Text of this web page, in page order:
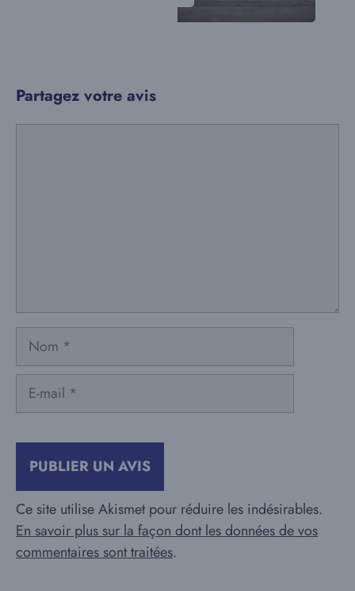
Partagez votre avis
Nom
mail
Ce site utilise Akismet pour réduire les indésirables.
En savoir plus sur la façon dont les données de vos
commentaires sont traitées.